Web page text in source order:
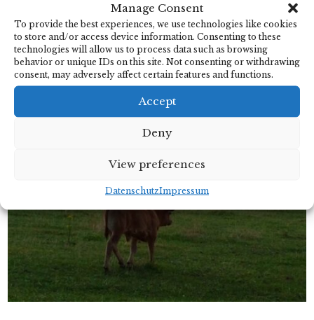
Manage Consent
To provide the best experiences, we use technologies like cookies
to store and/or access device information. Consenting to these
technologies will allow us to process data such as browsing
behavior or unique IDs on this site. Not consenting or withdrawing
consent, may adversely affect certain features and functions.
Accept
Deny
View preferences
DatenschutzImpressum
Zimmer und Preise